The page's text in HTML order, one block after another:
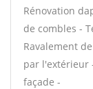
Rénovation
de combles -
Ravalement
par l'extérieur
façade -